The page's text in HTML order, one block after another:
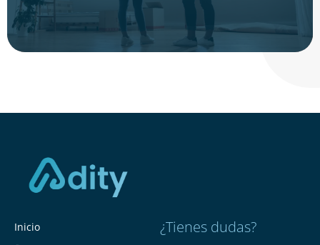
Inicio
¿Tienes dudas?